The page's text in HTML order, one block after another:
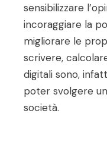
sensibilizzare
incoraggiare la
migliorare le
scrivere,
digitali sono,
poter svolgere
società.